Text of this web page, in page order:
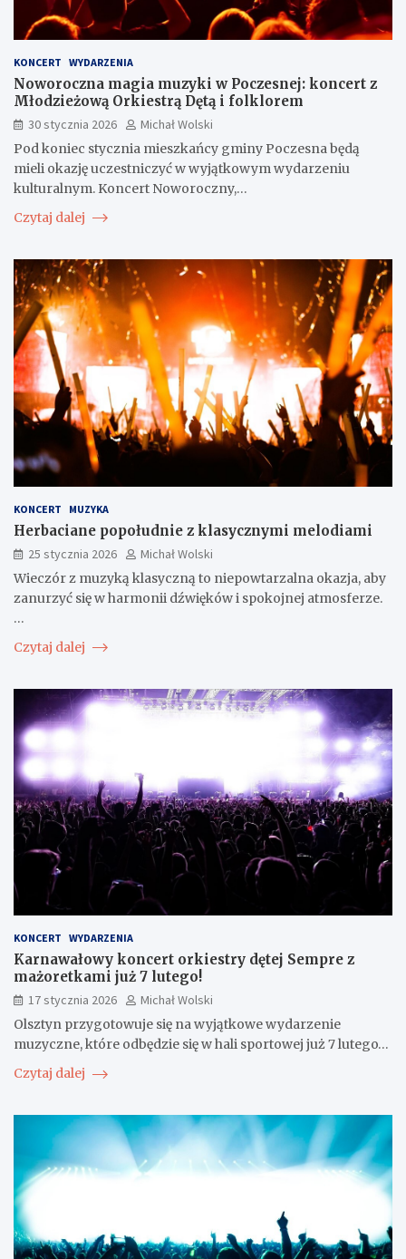
KONCERT WYDARZENIA
Noworoczna magia muzyki w Poczesnej: koncert z
Młodzieżową Orkiestrą Dętą i folklorem
30 stycznia 2026
Michał Wolski
Pod koniec stycznia mieszkańcy gminy Poczesna będą
mieli okazję uczestniczyć w wyjątkowym wydarzeniu
kulturalnym. Koncert Noworoczny,…
Czytaj dalej
KONCERT MUZYKA
Herbaciane popołudnie z klasycznymi melodiami
25 stycznia 2026
Michał Wolski
Wieczór z muzyką klasyczną to niepowtarzalna okazja, aby
zanurzyć się w harmonii dźwięków i spokojnej atmosferze.
…
Czytaj dalej
KONCERT WYDARZENIA
Karnawałowy koncert orkiestry dętej Sempre z
mażoretkami już 7 lutego!
17 stycznia 2026
Michał Wolski
Olsztyn przygotowuje się na wyjątkowe wydarzenie
muzyczne, które odbędzie się w hali sportowej już 7 lutego…
Czytaj dalej